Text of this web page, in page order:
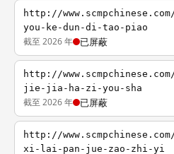
http://
you-ke-dun-di-tao-piao
截至 2026 年 已屏蔽
http://
jie-jia-ha-zi-you-sha
截至 2026 年 已屏蔽
http://
xi-lai-pan-jue-zao-zhi-yi